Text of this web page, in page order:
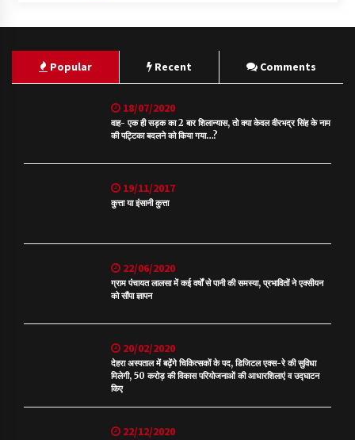
Popular Recent Comments
18/07/2020
वाह- एक ही सड़क का 2 बार शिलान्यास, तो क्या केवल वीरभद्र सिंह के नाम
की पट्टिका बदलने को किया गया…?
19/11/2017
कुत्ता या इंसानी कुत्ता
22/06/2020
ग्राम पंचायत लालसा में कई वर्षों से पानी की समस्या, प्रभावितों ने एक्सीयन
को सौंपा ज्ञापन
20/02/2020
देहरा अस्पताल में बढ़ेंगे चिकित्सकों के पद, डिजिटल एक्स-रे की सुविधा
मिलेगी, 50 करोड़ की विकास परियोजनाओं की आधारशिलाएं व उद्घाटन
किए
22/12/2020